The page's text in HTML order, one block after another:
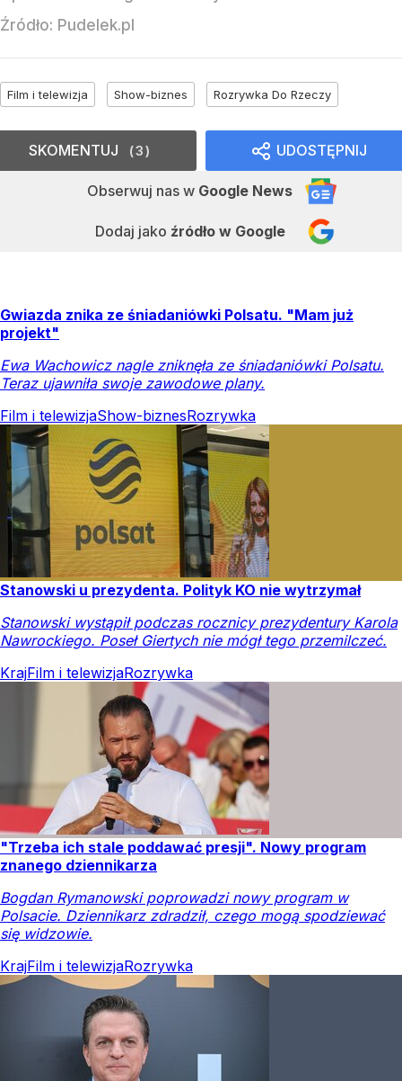
Źródło: Pudelek.pl
Film i telewizja Show-biznes Rozrywka Do Rzeczy
UDOSTĘPNIJ
Obserwuj nas w Google News
Dodaj jako źródło w Google
SKOMENTUJ 3
Gwiazda znika ze śniadaniówki Polsatu. "Mam już
projekt"
Ewa Wachowicz nagle zniknęła ze śniadaniówki Polsatu.
Teraz ujawniła swoje zawodowe plany.
Film i telewizjaShow-biznesRozrywka
Stanowski u prezydenta. Polityk KO nie wytrzymał
Stanowski wystąpił podczas rocznicy prezydentury Karola
Nawrockiego. Poseł Giertych nie mógł tego przemilczeć.
KrajFilm i telewizjaRozrywka
"Trzeba ich stale poddawać presji". Nowy program
znanego dziennikarza
Bogdan Rymanowski poprowadzi nowy program w
Polsacie. Dziennikarz zdradził, czego mogą spodziewać
się widzowie.
KrajFilm i telewizjaRozrywka